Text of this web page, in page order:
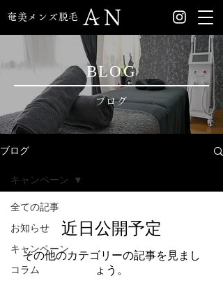
奄美メンズ脱毛
BLOG
ブログ
ブログ
全ての記事
お知らせ
キャンペーン
コラム
キャンペーン
近日公開予定
その他のカテゴリーの記事を見まし
ょう。